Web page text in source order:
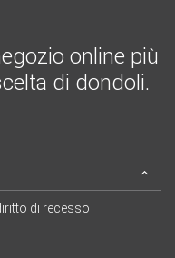
online più
di dondoli.
di recesso